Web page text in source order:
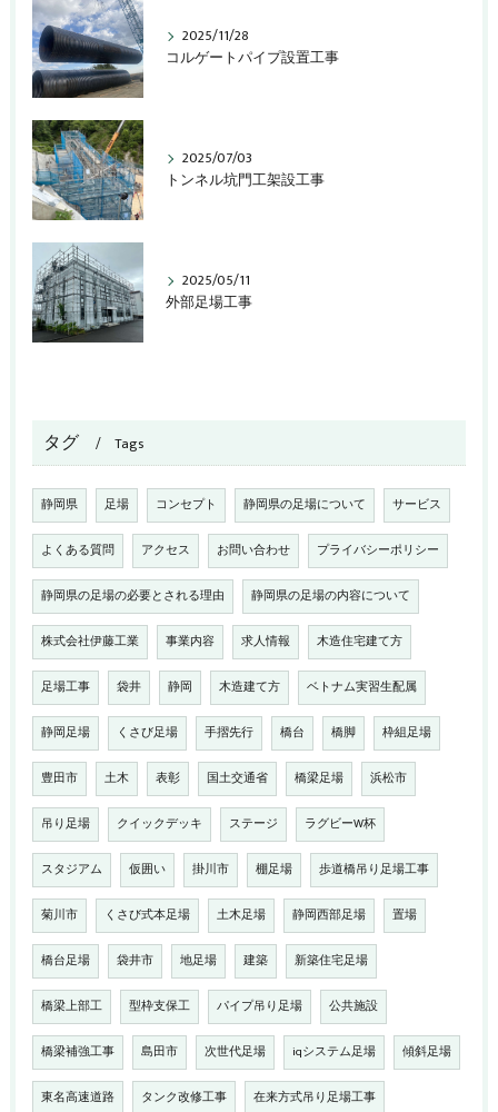
2025/11/28
コルゲートパイプ設置工事
2025/07/03
トンネル坑門工架設工事
2025/05/11
外部足場工事
タグ Tags
静岡県 足場 コンセプト 静岡県の足場について サービス
よくある質問 アクセス お問い合わせ プライバシーポリシー
静岡県の足場の必要とされる理由 静岡県の足場の内容について
株式会社伊藤工業 事業内容 求人情報 木造住宅建て方
足場工事 袋井 静岡 木造建て方 ベトナム実習生配属
静岡足場 くさび足場 手摺先行 橋台 橋脚 枠組足場
豊田市 土木 表彰 国土交通省 橋梁足場 浜松市
吊り足場 クイックデッキ ステージ ラグビーW杯
スタジアム 仮囲い 掛川市 棚足場 歩道橋吊り足場工事
菊川市 くさび式本足場 土木足場 静岡西部足場 置場
橋台足場 袋井市 地足場 建築 新築住宅足場
橋梁上部工 型枠支保工 パイプ吊り足場 公共施設
橋梁補強工事 島田市 次世代足場 iqシステム足場 傾斜足場
東名高速道路 タンク改修工事 在来方式吊り足場工事